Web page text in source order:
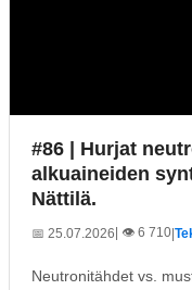
#86 | Hurjat
alkuaineiden
Nättilä.
📅 25.07.2026| 👁️ 6 710
Neutronitähdet vs.